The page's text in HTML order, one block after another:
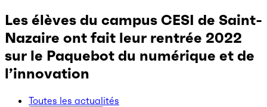
Les élèves du campus CESI de Saint-
Nazaire ont fait leur rentrée 2022
sur le Paquebot du numérique et de
l’innovation
Toutes les actualités